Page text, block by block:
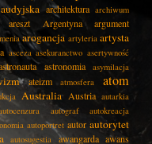
architektura archiwum
areszt Argentyna argument
arogancja artyleria artysta
asceza asekuranctwo asertywność
astronomia asymilacja
ateizm atmosfera atom
Australia Austria autarkia
autograf
autokreacja
autoportret autor autorytet
autosugestia awangarda awans